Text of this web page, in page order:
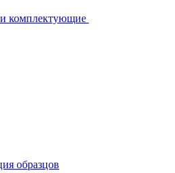
комплектующие
образцов